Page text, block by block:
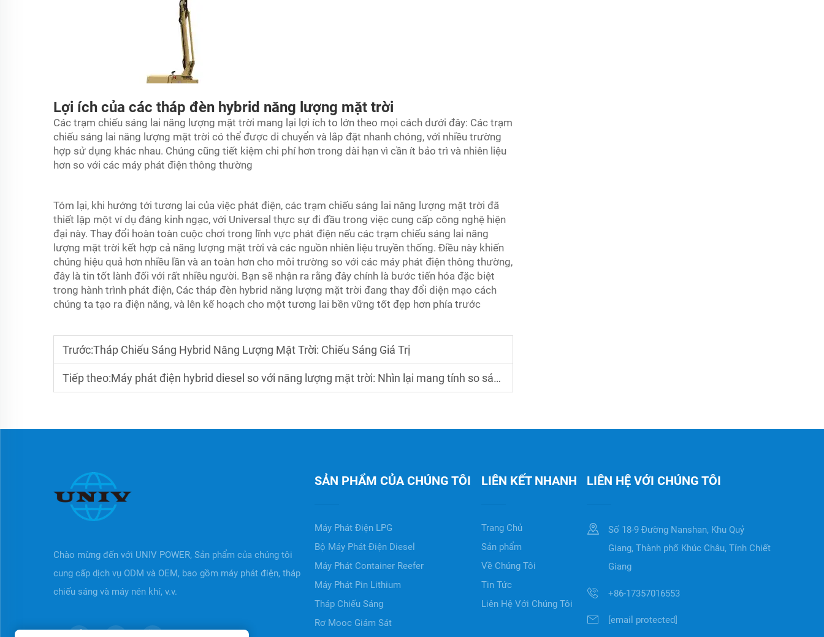
Lợi ích của các tháp đèn hybrid năng lượng mặt trời
Các trạm chiếu sáng lai năng lượng mặt trời mang lại lợi ích to lớn theo mọi cách dưới đây: Các trạm
chiếu sáng lai năng lượng mặt trời có thể được di chuyển và lắp đặt nhanh chóng, với nhiều trường
hợp sử dụng khác nhau. Chúng cũng tiết kiệm chi phí hơn trong dài hạn vì cần ít bảo trì và nhiên liệu
hơn so với các máy phát điện thông thường
Tóm lại, khi hướng tới tương lai của việc phát điện, các trạm chiếu sáng lai năng lượng mặt trời đã
thiết lập một ví dụ đáng kinh ngạc, với Universal thực sự đi đầu trong việc cung cấp công nghệ hiện
đại này. Thay đổi hoàn toàn cuộc chơi trong lĩnh vực phát điện nếu các trạm chiếu sáng lai năng
lượng mặt trời kết hợp cả năng lượng mặt trời và các nguồn nhiên liệu truyền thống. Điều này khiến
chúng hiệu quả hơn nhiều lần và an toàn hơn cho môi trường so với các máy phát điện thông thường,
đây là tin tốt lành đối với rất nhiều người. Bạn sẽ nhận ra rằng đây chính là bước tiến hóa đặc biệt
trong hành trình phát điện, Các tháp đèn hybrid năng lượng mặt trời đang thay đổi diện mạo cách
chúng ta tạo ra điện năng, và lên kế hoạch cho một tương lai bền vững tốt đẹp hơn phía trước
Trước:Tháp Chiếu Sáng Hybrid Năng Lượng Mặt Trời: Chiếu Sáng Giá Trị
Tiếp theo:Máy phát điện hybrid diesel so với năng lượng mặt trời: Nhìn lại mang tính so sánh
Chào mừng đến với UNIV POWER, Sản phẩm của chúng tôi
cung cấp dịch vụ ODM và OEM, bao gồm máy phát điện, tháp
chiếu sáng và máy nén khí, v.v.
SẢN PHẨM CỦA CHÚNG TÔI
Máy Phát Điện LPG
Bộ Máy Phát Điện Diesel
Máy Phát Container Reefer
Máy Phát Pin Lithium
Tháp Chiếu Sáng
Rơ Mooc Giám Sát
LIÊN KẾT NHANH
Trang Chủ
Sản phẩm
Về Chúng Tôi
Tin Tức
Liên Hệ Với Chúng Tôi
LIÊN HỆ VỚI CHÚNG TÔI
Số 18-9 Đường Nanshan, Khu Quỷ
Giang, Thành phố Khúc Châu, Tỉnh Chiết
Giang
+86-17357016553
[email protected]